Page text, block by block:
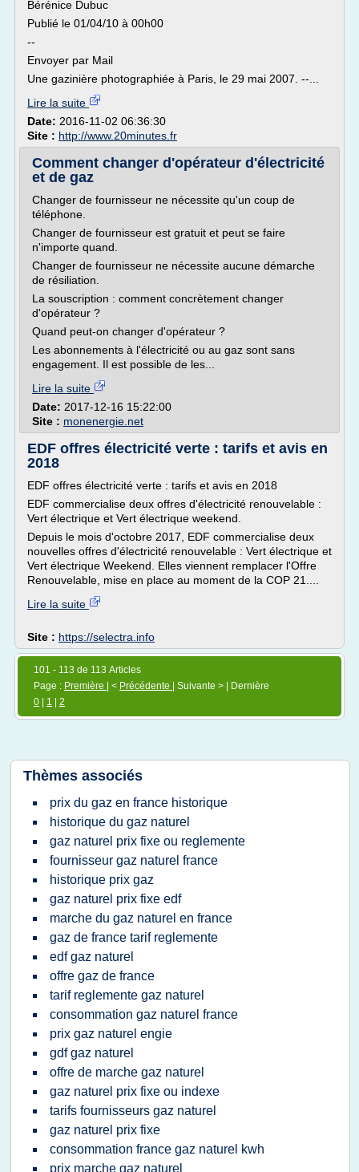
Bérénice Dubuc
Publié le 01/04/10 à 00h00
--
Envoyer par Mail
Une gazinière photographiée à Paris, le 29 mai 2007. --...
Lire la suite
Date: 2016-11-02 06:36:30
Site : http://www.20minutes.fr
Comment changer d'opérateur d'électricité
et de gaz
Changer de fournisseur ne nécessite qu'un coup de
téléphone.
Changer de fournisseur est gratuit et peut se faire
n'importe quand.
Changer de fournisseur ne nécessite aucune démarche
de résiliation.
La souscription : comment concrètement changer
d'opérateur ?
Quand peut-on changer d'opérateur ?
Les abonnements à l'électricité ou au gaz sont sans
engagement. Il est possible de les...
Lire la suite
Date: 2017-12-16 15:22:00
Site : monenergie.net
EDF offres électricité verte : tarifs et avis en
2018
EDF offres électricité verte : tarifs et avis en 2018
EDF commercialise deux offres d'électricité renouvelable :
Vert électrique et Vert électrique weekend.
Depuis le mois d'octobre 2017, EDF commercialise deux
nouvelles offres d'électricité renouvelable : Vert électrique et
Vert électrique Weekend. Elles viennent remplacer l'Offre
Renouvelable, mise en place au moment de la COP 21....
Lire la suite
Site : https://selectra.info
101 - 113 de 113 Articles
Page : Première | < Précédente
| Suivante > | Dernière
0
1 2
Thèmes associés
prix du gaz en france historique
historique du gaz naturel
gaz naturel prix fixe ou reglemente
fournisseur gaz naturel france
historique prix gaz
gaz naturel prix fixe edf
marche du gaz naturel en france
gaz de france tarif reglemente
edf gaz naturel
offre gaz de france
tarif reglemente gaz naturel
consommation gaz naturel france
prix gaz naturel engie
gdf gaz naturel
offre de marche gaz naturel
gaz naturel prix fixe ou indexe
tarifs fournisseurs gaz naturel
gaz naturel prix fixe
consommation france gaz naturel kwh
prix marche gaz naturel